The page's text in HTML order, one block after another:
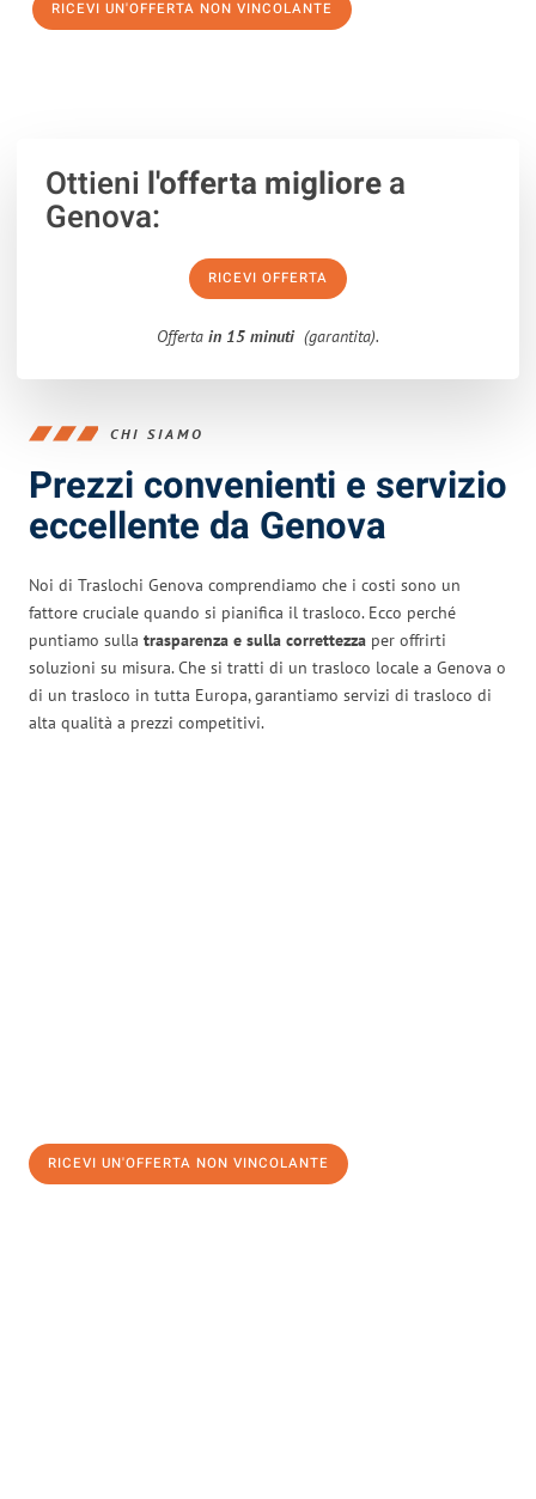
RICEVI UN'OFFERTA NON VINCOLANTE
Ottieni l'offerta migliorea
Genova:
RICEVI OFFERTA
Offerta in 15 minuti (garantita).
CHI SIAMO
Prezzi convenienti e servizio
eccellente da Genova
Noi di Traslochi Genova comprendiamo che i costi sono un
fattore cruciale quando si pianifica il trasloco. Ecco perché
puntiamo sulla trasparenza e sulla correttezza per offrirti
soluzioni su misura. Che si tratti di un trasloco locale a Genova o
di un trasloco in tutta Europa, garantiamo servizi di trasloco di
alta qualità a prezzi competitivi.
RICEVI UN'OFFERTA NON VINCOLANTE